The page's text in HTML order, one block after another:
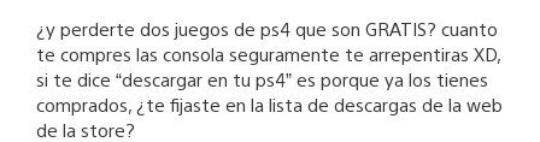
¿y perderte dos juegos de ps4 que son GRATIS? cuanto
te compres las consola seguramente te arrepentiras XD,
si te dice “descargar en tu ps4” es porque ya los tienes
comprados, ¿te fijaste en la lista de descargas de la web
de la store?